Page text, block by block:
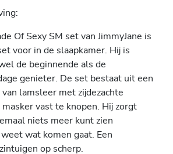
Of Sexy SM set van JimmyJane is
voor in de slaapkamer. Hij is
de beginnende als de
genieter. De set bestaat uit een
lamsleer met zijdezachte
vast te knopen. Hij zorgt
niets meer kunt zien
wat komen gaat. Een
op scherp.